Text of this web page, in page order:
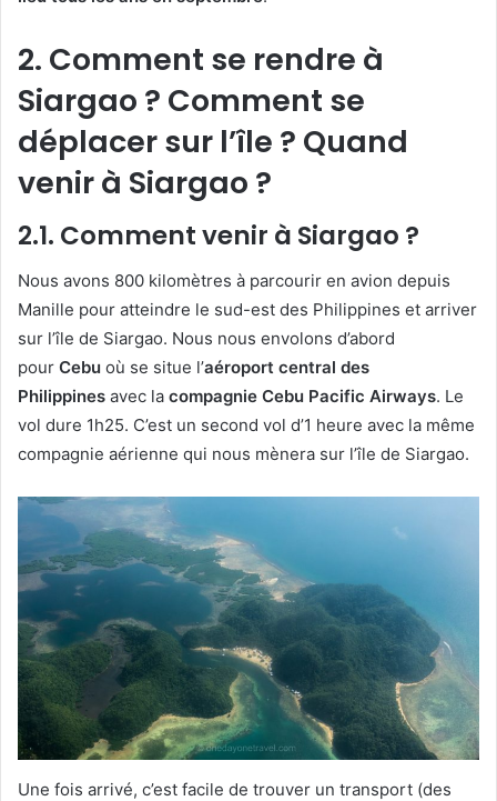
2. Comment se rendre à
Siargao ? Comment se
déplacer sur l’île ? Quand
venir à Siargao ?
2.1. Comment venir à Siargao ?
Nous avons 800 kilomètres à parcourir en avion depuis
Manille pour atteindre le sud-est des Philippines et arriver
sur l’île de Siargao. Nous nous envolons d’abord
pour Cebu où se situe l’aéroport central des
Philippines avec la compagnie Cebu Pacific Airways. Le
vol dure 1h25. C’est un second vol d’1 heure avec la même
compagnie aérienne qui nous mènera sur l’île de Siargao.
Une fois arrivé, c’est facile de trouver un transport (des